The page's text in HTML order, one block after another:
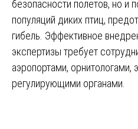
безопасности полетов, но и
популяций диких птиц,
гибель. Эффективное
экспертизы требует
аэропортами, орнитологами,
регулирующими органами.